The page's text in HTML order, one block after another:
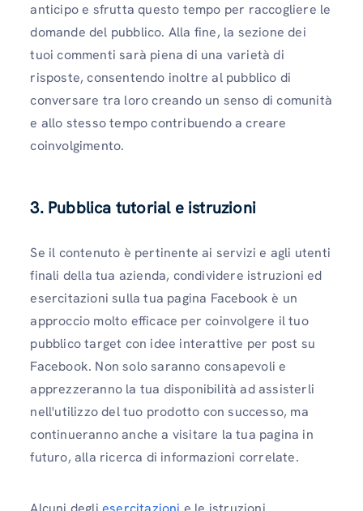
anticipo e sfrutta questo tempo per raccogliere le
domande del pubblico. Alla fine, la sezione dei
tuoi commenti sarà piena di una varietà di
risposte, consentendo inoltre al pubblico di
conversare tra loro creando un senso di comunità
e allo stesso tempo contribuendo a creare
coinvolgimento.
3. Pubblica tutorial e istruzioni
Se il contenuto è pertinente ai servizi e agli utenti
finali della tua azienda, condividere istruzioni ed
esercitazioni sulla tua pagina Facebook è un
approccio molto efficace per coinvolgere il tuo
pubblico target con idee interattive per post su
Facebook. Non solo saranno consapevoli e
apprezzeranno la tua disponibilità ad assisterli
nell'utilizzo del tuo prodotto con successo, ma
continueranno anche a visitare la tua pagina in
futuro, alla ricerca di informazioni correlate.